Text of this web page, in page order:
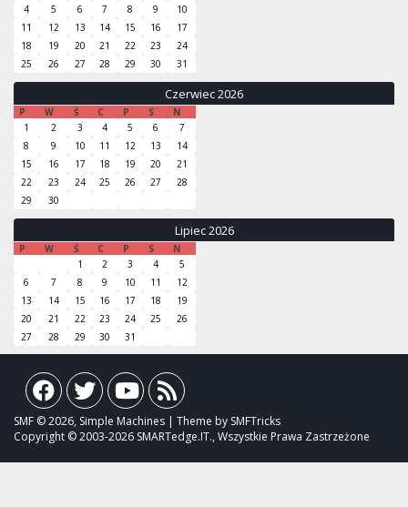
4
5 6 7 8 9
10
11
12 13 14 15 16
17
18
19 20 21 22 23
24
25
26 27 28 29 30 31
Czerwiec 2026
P W Ś C P S
N
1
2 3 4 5 6
7
8
9 10 11 12 13
14
15
16 17 18 19 20
21
22
23 24 25 26 27
28
29
30
Lipiec 2026
P W Ś C P S
N
1
2 3 4
5
6
7 8 9 10 11
12
13
14 15 16 17 18
19
20
21 22 23 24 25
26
27
28 29 30 31
SMF © 2026, Simple Machines | Theme by SMFTricks
Copyright © 2003-2026 SMARTedge.IT., Wszystkie Prawa Zastrzeżone